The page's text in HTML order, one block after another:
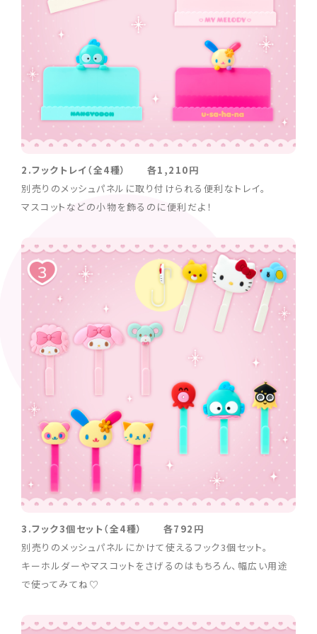
2.フックトレイ（全4種） 各1,210円
別売りのメッシュパネルに取り付けられる便利なトレイ。
マスコットなどの小物を飾るのに便利だよ！
3.フック3個セット（全4種） 各792円
別売りのメッシュパネルにかけて使えるフック3個セット。
キーホルダーやマスコットをさげるのはもちろん、幅広い用途
で使ってみてね♡